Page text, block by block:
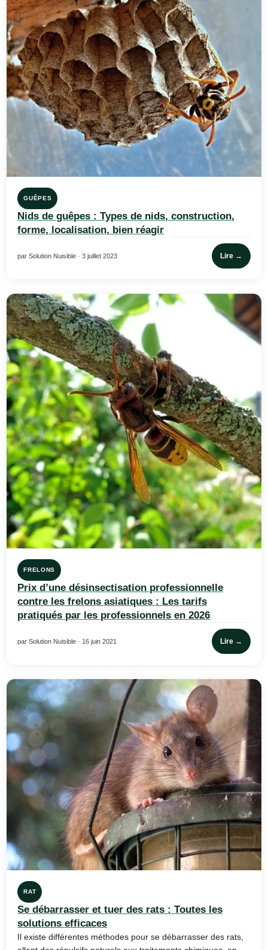
GUÊPES
Nids de guêpes : Types de nids, construction,
forme, localisation, bien réagir
par Solution Nuisible · 3 juillet 2023 Lire →
FRELONS
Prix d’une désinsectisation professionnelle
contre les frelons asiatiques : Les tarifs
pratiqués par les professionnels en 2026
par Solution Nuisible · 16 juin 2021 Lire →
RAT
Se débarrasser et tuer des rats : Toutes les
solutions efficaces
Il existe différentes méthodes pour se débarrasser des rats,